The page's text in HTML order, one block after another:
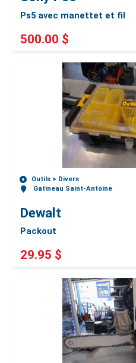
Ps5 avec manettet et fil
500.00 $
Outils > Divers
Gatineau Saint-Antoine
Dewalt
Packout
29.95 $